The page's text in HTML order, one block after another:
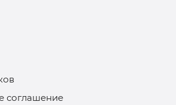
соглашение